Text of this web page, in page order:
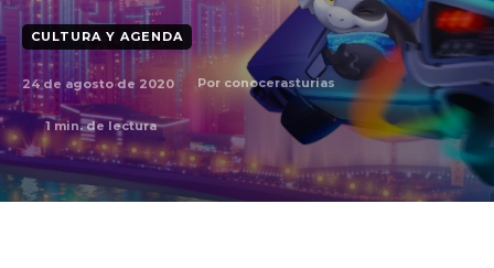
CULTURA Y AGENDA
24 de agosto de 2020 Por conocerasturias
1 min. de lectura